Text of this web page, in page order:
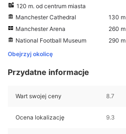
120 m. od centrum miasta
Manchester Cathedral
130 m
Manchester Arena
260 m
National Football Museum
290 m
Obejrzyj okolicę
Przydatne informacje
Wart swojej ceny 8.7
Ocena lokalizację 9.3